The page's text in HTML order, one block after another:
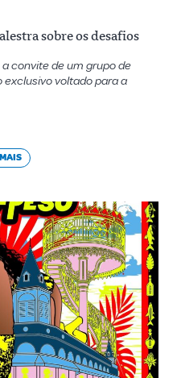
sobre os desafios
convite de um grupo de
voltado para a